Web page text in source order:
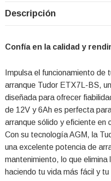
Descripción
Confía en la calidad y
Impulsa el funcionamiento
arranque Tudor ETX7L-BS,
diseñada para ofrecer
de 12V y 6Ah es perfecta
arranque sólido y eficiente en
Con su tecnología AGM, la
una excelente potencia de
mantenimiento, lo que
haciendo tu vida más fácil y